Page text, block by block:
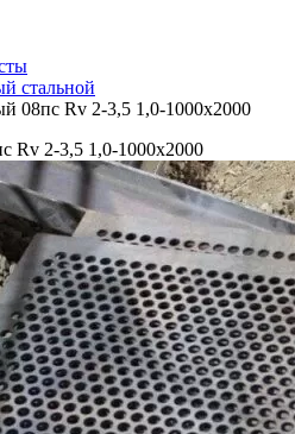
стальной
08пс Rv 2-3,5 1,0-1000х2000
Rv 2-3,5 1,0-1000х2000